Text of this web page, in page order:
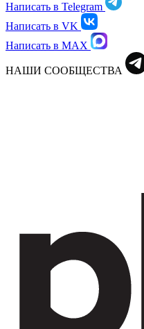
Написать в Telegram
Написать в VK
Написать в MAX
НАШИ СООБЩЕСТВА